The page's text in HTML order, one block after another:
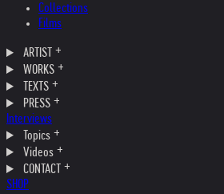
Collections
Films
ARTIST
WORKS
TEXTS
PRESS
Interviews
Topics
Videos
CONTACT
SHOP